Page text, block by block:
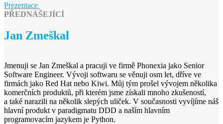
Prezentace
PŘEDNÁŠEJÍCÍ
Jan Zmeškal
Jmenuji se Jan Zmeškal a pracuji ve firmě Phonexia jako Senior
Software Engineer. Vývoji softwaru se věnuji osm let, dříve ve
firmách jako Red Hat nebo Kiwi. Můj tým prošel vývojem několika
komerčních produktů, při kterém jsme získali mnoho zkušeností,
a také narazili na několik slepých uliček. V současnosti vyvíjíme náš
hlavní produkt v paradigmatu DDD a naším hlavním
programovacím jazykem je Python.